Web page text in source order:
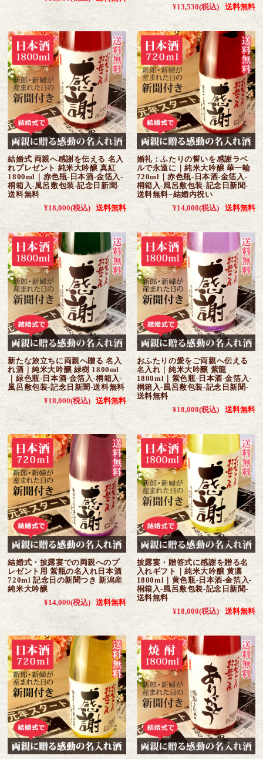
¥13,530(税込) 送料無料
結婚式 両親へ感謝を伝える 名入
れプレゼント 純米大吟醸 真紅
1800ml｜赤色瓶-日本酒-金箔入-
桐箱入-風呂敷包装-記念日新聞-
送料無料
¥18,000(税込) 送料無料
婚礼：ふたりの誓いを感謝ラベ
ルで永遠に｜純米大吟醸 華一輪
720ml｜赤色瓶-日本酒-金箔入-
桐箱入-風呂敷包装-記念日新聞-
送料無料−結婚内祝い
¥14,000(税込) 送料無料
新たな旅立ちに両親へ贈る 名入
れ酒｜純米大吟醸 緑樹 1800ml
｜緑色瓶-日本酒-金箔入-桐箱入-
風呂敷包装-記念日新聞-送料無料
¥18,000(税込) 送料無料
おふたりの愛をご両親へ伝える
名入れ｜純米大吟醸 紫龍
1800ml｜紫色瓶-日本酒-金箔入-
桐箱入-風呂敷包装-記念日新聞-
送料無料
¥18,000(税込) 送料無料
結婚式・披露宴での両親へのプ
レゼント用 紫瓶の名入れ日本酒
720ml 記念日の新聞つき 新潟産
純米大吟醸
¥14,000(税込) 送料無料
披露宴・贈答式に感謝を贈る名
入れギフト｜純米大吟醸 黄凛
1800ml｜黄色瓶-日本酒-金箔入-
桐箱入-風呂敷包装-記念日新聞-
送料無料
¥18,000(税込) 送料無料